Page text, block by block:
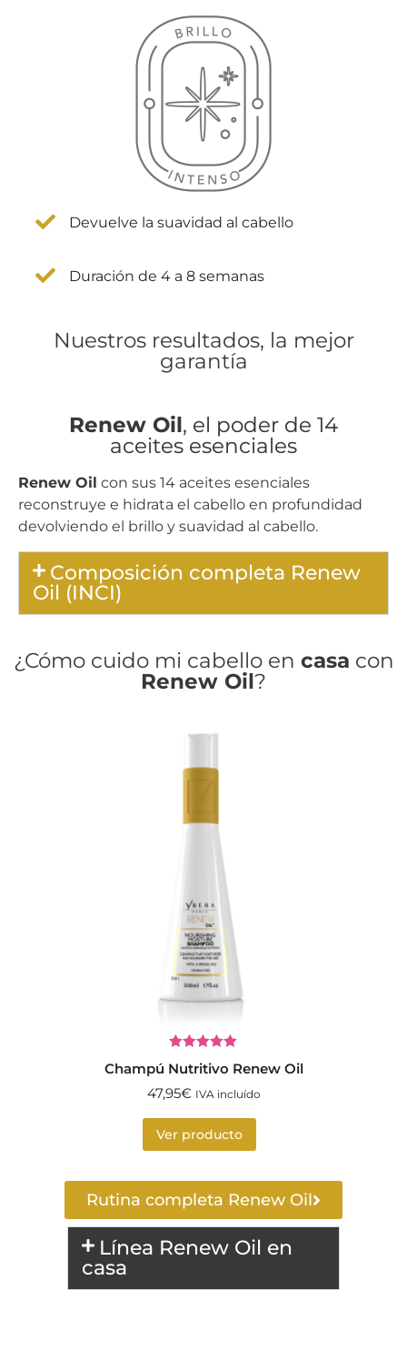
Devuelve la suavidad al cabello
Duración de 4 a 8 semanas
Nuestros resultados, la mejor
garantía
Renew Oil, el poder de 14
aceites esenciales
Renew Oil con sus 14 aceites esenciales
reconstruye e hidrata el cabello en profundidad
devolviendo el brillo y suavidad al cabello.
Composición completa Renew
Oil (INCI)
¿Cómo cuido mi cabello en casa con
Renew Oil?
con5.00de
Champú Nutritivo Renew Oil
47,95€ IVA incluído
Ver producto
Rutina completa Renew Oil
Línea Renew Oil en
casa